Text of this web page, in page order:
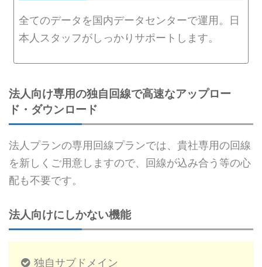
全てのデータを国内データセンターで運用。日
本人スタッフがしっかりサポートします。
法人向け専用の独自回線で高速なアップロー
ド・ダウンロード
法人プランの専用回線プランでは、貴社専用の回線
を新しくご用意しますので、回線が込み合う等の心
配も不要です。
法人向けにしかない機能
独自サブドメイン